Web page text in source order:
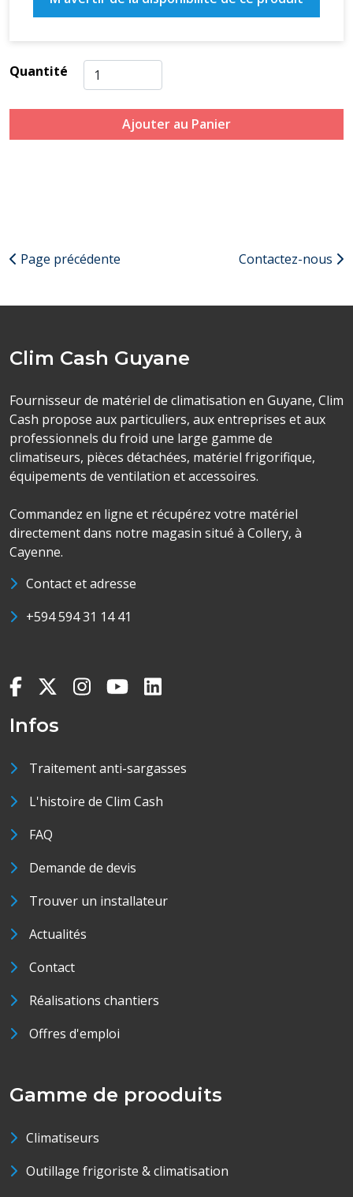
Quantité
Ajouter au Panier
Page précédente Contactez-nous
Clim Cash Guyane
Fournisseur de matériel de climatisation en Guyane, Clim
Cash propose aux particuliers, aux entreprises et aux
professionnels du froid une large gamme de
climatiseurs, pièces détachées, matériel frigorifique,
équipements de ventilation et accessoires.
Commandez en ligne et récupérez votre matériel
directement dans notre magasin situé à Collery, à
Cayenne.
Contact et adresse
+594 594 31 14 41
Infos
Traitement anti-sargasses
L'histoire de Clim Cash
FAQ
Demande de devis
Trouver un installateur
Actualités
Contact
Réalisations chantiers
Offres d'emploi
Gamme de prooduits
Climatiseurs
Outillage frigoriste & climatisation